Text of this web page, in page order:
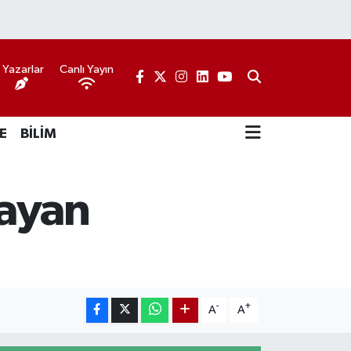
Yazarlar Canlı Yayın
BİLİM
A- A+